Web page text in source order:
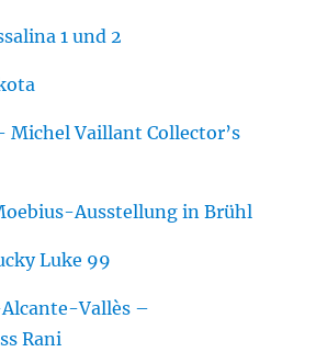
1 und 2
Michel Vaillant Collector’s
Ausstellung in Brühl
Luke 99
Vallès –
Rani